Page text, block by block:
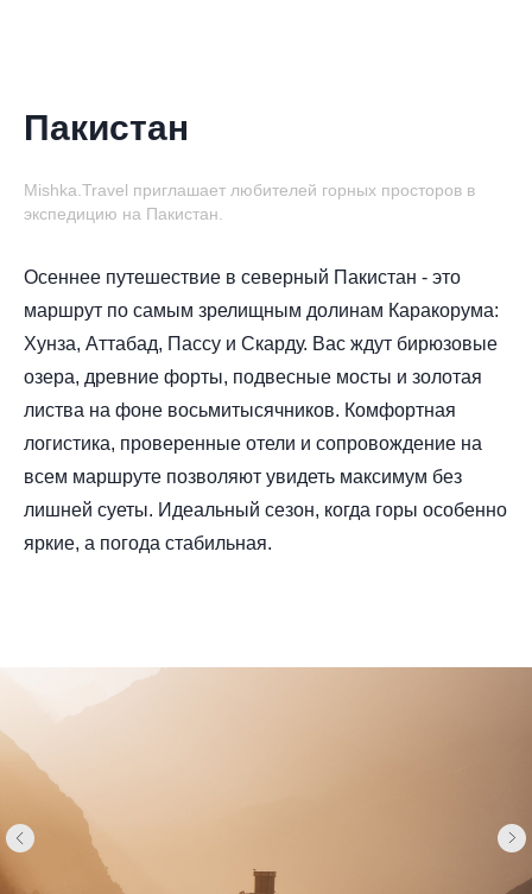
Пакистан
Mishka.Travel приглашает любителей горных просторов в
экспедицию на Пакистан.
Осеннее путешествие в северный Пакистан - это
маршрут по самым зрелищным долинам Каракорума:
Хунза, Аттабад, Пассу и Скарду. Вас ждут бирюзовые
озера, древние форты, подвесные мосты и золотая
листва на фоне восьмитысячников. Комфортная
логистика, проверенные отели и сопровождение на
всем маршруте позволяют увидеть максимум без
лишней суеты. Идеальный сезон, когда горы особенно
яркие, а погода стабильная.